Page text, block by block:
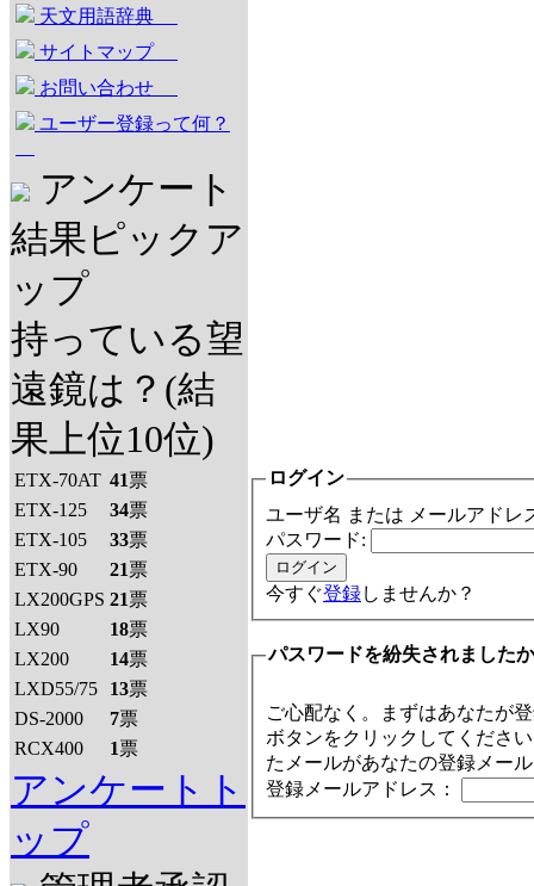
天文用語辞典
サイトマップ
お問い合わせ
ユーザー登録って何？
アンケート
結果ピックア
ップ
持っている望
遠鏡は？(結
果上位10位)
ETX-70AT 41票
ETX-125
34票
ETX-105
33票
ETX-90
21票
LX200GPS 21票
LX90
18票
LX200
14票
LXD55/75
13票
DS-2000
7票
RCX400
1票
アンケートト
ップ
ログイン
ユーザ名 または メールアドレ
パスワード:
今すぐ登録しませんか？
パスワードを紛失されました
ご心配なく。まずはあなたが
ボタンをクリックしてくださ
たメールがあなたの登録メー
登録メールアドレス：